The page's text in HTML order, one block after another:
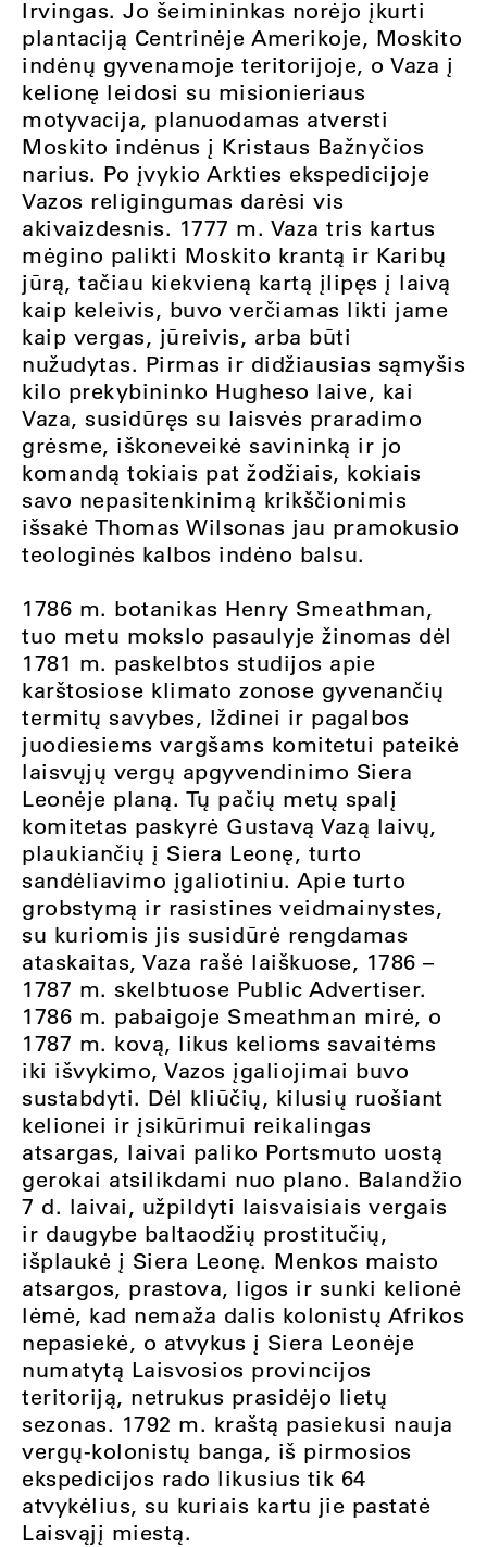
Irvingas. Jo šeimininkas norėjo įkurti
plantaciją Centrinėje Amerikoje, Moskito
indėnų gyvenamoje teritorijoje, o Vaza į
kelionę leidosi su misionieriaus
motyvacija, planuodamas atversti
Moskito indėnus į Kristaus Bažnyčios
narius. Po įvykio Arkties ekspedicijoje
Vazos religingumas darėsi vis
akivaizdesnis. 1777 m. Vaza tris kartus
mėgino palikti Moskito krantą ir Karibų
jūrą, tačiau kiekvieną kartą įlipęs į laivą
kaip keleivis, buvo verčiamas likti jame
kaip vergas, jūreivis, arba būti
nužudytas. Pirmas ir didžiausias sąmyšis
kilo prekybininko Hugheso laive, kai
Vaza, susidūręs su laisvės praradimo
grėsme, iškoneveikė savininką ir jo
komandą tokiais pat žodžiais, kokiais
savo nepasitenkinimą krikščionimis
išsakė Thomas Wilsonas jau pramokusio
teologinės kalbos indėno balsu.
1786 m. botanikas Henry Smeathman,
tuo metu mokslo pasaulyje žinomas dėl
1781 m. paskelbtos studijos apie
karštosiose klimato zonose gyvenančių
termitų savybes, Iždinei ir pagalbos
juodiesiems vargšams komitetui pateikė
laisvųjų vergų apgyvendinimo Siera
Leonėje planą. Tų pačių metų spalį
komitetas paskyrė Gustavą Vazą laivų,
plaukiančių į Siera Leonę, turto
sandėliavimo įgaliotiniu. Apie turto
grobstymą ir rasistines veidmainystes,
su kuriomis jis susidūrė rengdamas
ataskaitas, Vaza rašė laiškuose, 1786 –
1787 m. skelbtuose Public Advertiser.
1786 m. pabaigoje Smeathman mirė, o
1787 m. kovą, likus kelioms savaitėms
iki išvykimo, Vazos įgaliojimai buvo
sustabdyti. Dėl kliūčių, kilusių ruošiant
kelionei ir įsikūrimui reikalingas
atsargas, laivai paliko Portsmuto uostą
gerokai atsilikdami nuo plano. Balandžio
7 d. laivai, užpildyti laisvaisiais vergais
ir daugybe baltaodžių prostitučių,
išplaukė į Siera Leonę. Menkos maisto
atsargos, prastova, ligos ir sunki kelionė
lėmė, kad nemaža dalis kolonistų Afrikos
nepasiekė, o atvykus į Siera Leonėje
numatytą Laisvosios provincijos
teritoriją, netrukus prasidėjo lietų
sezonas. 1792 m. kraštą pasiekusi nauja
vergų-kolonistų banga, iš pirmosios
ekspedicijos rado likusius tik 64
atvykėlius, su kuriais kartu jie pastatė
Laisvąjį miestą.